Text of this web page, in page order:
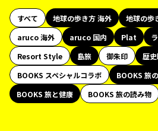
すべて 地球の歩き方 海外
地球の歩
aruco 海外
aruco 国内 Plat
Resort Style
島旅 御朱印 歴
BOOKS スペシャルコラボ
BOOKS 旅
BOOKS 旅と健康
BOOKS 旅の読み物